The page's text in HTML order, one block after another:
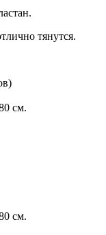
тянутся.
см.
см.